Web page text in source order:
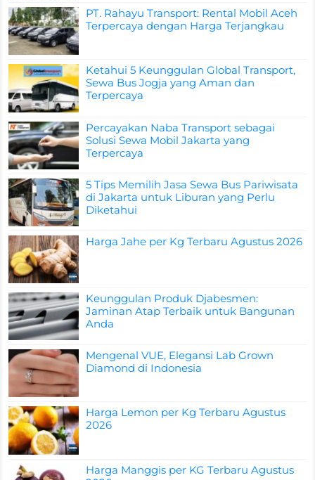
PT. Rahayu Transport: Rental Mobil Aceh
Terpercaya dengan Harga Terjangkau
Ketahui 5 Keunggulan Global Transport,
Sewa Bus Jogja yang Aman dan
Terpercaya
Percayakan Naba Transport sebagai
Solusi Sewa Mobil Jakarta yang
Terpercaya
5 Tips Memilih Jasa Sewa Bus Pariwisata
di Jakarta untuk Liburan yang Perlu
Diketahui
Harga Jahe per Kg Terbaru Agustus 2026
Keunggulan Produk Djabesmen:
Jaminan Atap Terbaik untuk Bangunan
Anda
Mengenal VUE, Elegansi Lab Grown
Diamond di Indonesia
Harga Lemon per Kg Terbaru Agustus
2026
Harga Manggis per KG Terbaru Agustus